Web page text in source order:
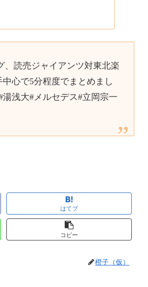
、読売ジャイアンツ対東北楽
心で5分程度でまとめまし
浅大#メルセデス#立岡宗一
はてブ
コピー
橙子（仮）